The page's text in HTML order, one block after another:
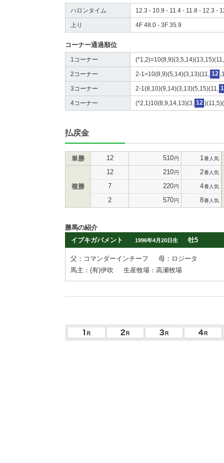
ハロンタイム 12.3 - 10.9 - 11.4 - 11.8 - 12.3 -
上り 4F 48.0 - 3F 35.9
コーナー通過順位
1コーナー (*1,2)=10(8,9)(3,5,14)(13,15)(11,
2コーナー 2-1=10(8,9)(5,14)(3,13)(11, 12
3コーナー 2-1(8,10)(9,14)(3,13)(5,15)(11,
4コーナー (*2,1)10(8,9,14,13)(3, 12
払戻金
単勝 12 510円 1 番人気
複勝
12 210円 2番人気
7 220円 4番人気
2 570円 8番人気
勝馬の紹介
イブキガバメント
1996年4月20日生 牡5
父：コマンダーインチーフ
母：ロジータ
馬主：(有)伊吹
生産牧場：高瀬牧場